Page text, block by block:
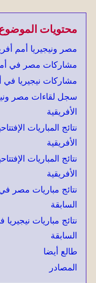
محتويات
مصر ونيجيريا أمم أفريقيا
مشاركات مصر في أمم
مشاركات نيجيريا في
سجل لقاءات مصر
الأفريقية
نتائج المباريات
الأفريقية
نتائج المباريات
الأفريقية
نتائج مباريات مصر
السابقة
نتائج مباريات
السابقة
طالع أيضا
المصادر